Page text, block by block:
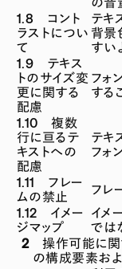
1.8 コント
ラストについ
て
テキ
背景
すい
1.9 テキス
トのサイズ変
更に関する
配慮
フォ
する
1.10 複数
行に亘るテ
キストへの
配慮
テキ
フォ
1.11 フレー
ムの禁止
フレ
1.12 イメー
ジマップ
イメ
では
2 操作可能に関
の構成要素お